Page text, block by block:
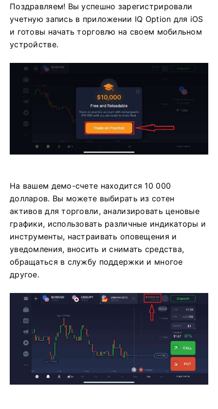
Поздравляем! Вы успешно зарегистрировали
учетную запись в приложении IQ Option для iOS
и готовы начать торговлю на своем мобильном
устройстве.
На вашем демо-счете находится 10 000
долларов. Вы можете выбирать из сотен
активов для торговли, анализировать ценовые
графики, использовать различные индикаторы и
инструменты, настраивать оповещения и
уведомления, вносить и снимать средства,
обращаться в службу поддержки и многое
другое.